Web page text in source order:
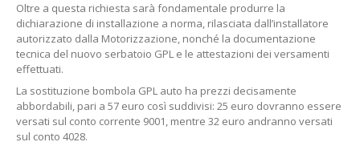
Oltre a questa richiesta sarà fondamentale produrre la
dichiarazione di installazione a norma, rilasciata dall’installatore
autorizzato dalla Motorizzazione, nonché la documentazione
tecnica del nuovo serbatoio GPL e le attestazioni dei versamenti
effettuati.
La sostituzione bombola GPL auto ha prezzi decisamente
abbordabili, pari a 57 euro così suddivisi: 25 euro dovranno essere
versati sul conto corrente 9001, mentre 32 euro andranno versati
sul conto 4028.